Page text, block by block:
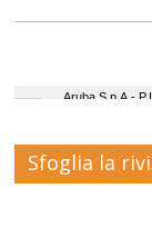
Sfoglia la